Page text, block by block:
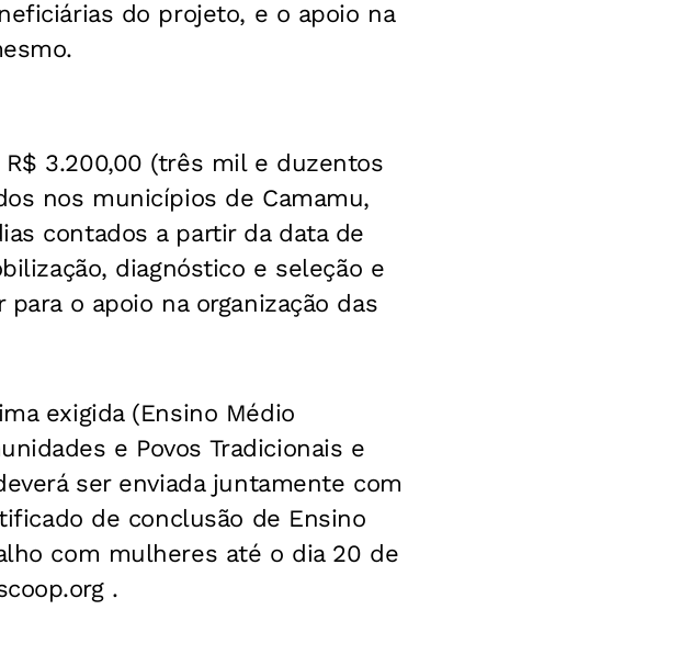
do projeto, e o apoio na
3.200,00 (três mil e duzentos
nos municípios de Camamu,
contados a partir da data de
diagnóstico e seleção e
o apoio na organização das
exigida (Ensino Médio
e Povos Tradicionais e
ser enviada juntamente com
de conclusão de Ensino
com mulheres até o dia 20 de
.